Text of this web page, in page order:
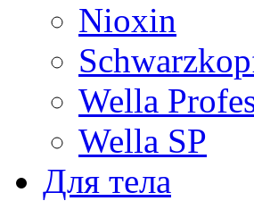
Nioxin
Wella
Wella SP
Для тела